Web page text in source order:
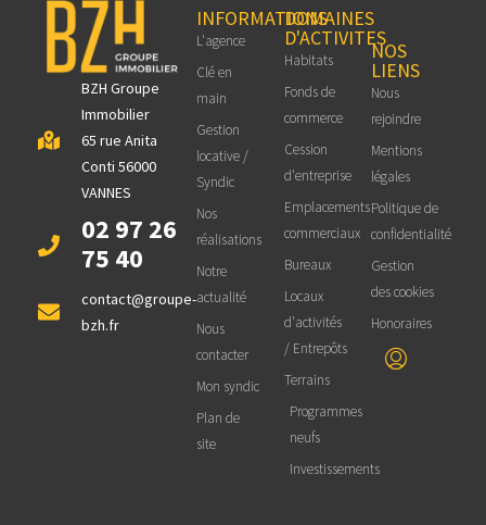
BZH Groupe
Immobilier
65 rue Anita
Conti 56000
VANNES
02 97 26
75 40
contact@groupe-
bzh.fr
INFORMATIONS
L'agence
Clé en
main
Gestion
locative /
Syndic
Nos
réalisations
Notre
actualité
Nous
contacter
Mon syndic
Plan de
site
DOMAINES
D'ACTIVITES
Habitats
Fonds de
commerce
Cession
d'entreprise
Emplacements
commerciaux
Bureaux
Locaux
d'activités
/ Entrepôts
Terrains
Programmes
neufs
Investissements
NOS
LIENS
Nous
rejoindre
Mentions
légales
Politique de
confidentialité
Gestion
des cookies
Honoraires